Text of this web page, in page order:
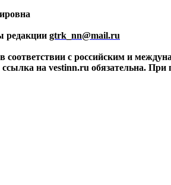
редакции gtrk_nn@mail.ru
с российским и
на vestinn.ru обязательна.